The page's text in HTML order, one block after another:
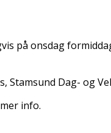
på onsdag
Stamsund Dag- og
info.